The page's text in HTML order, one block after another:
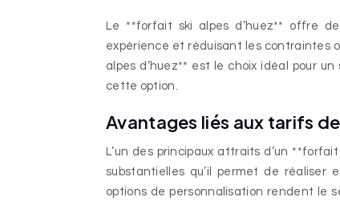
Le **forfait ski alpes d’huez** offre
expérience et réduisant les contraintes
alpes d’huez** est le choix idéal pour
cette option.
Avantages liés aux tarifs
L’un des principaux attraits d’un
substantielles qu’il permet de réaliser
options de personnalisation rendent le